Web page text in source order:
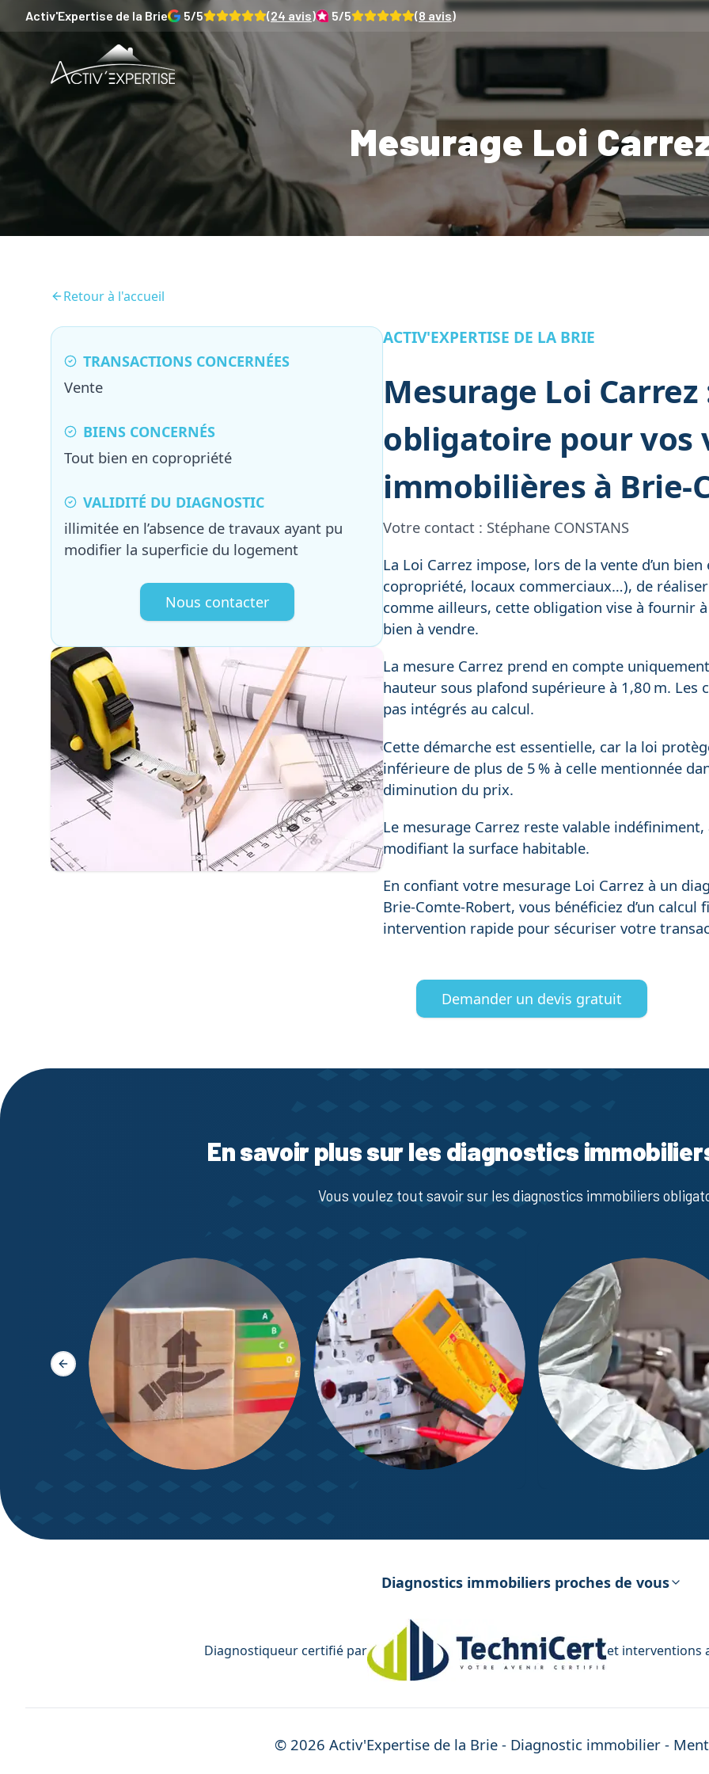
Activ'Expertise de la Brie 5/5 (24 avis) 5/5 (8 avis)
Mesurage Loi
Retour à l'accueil
TRANSACTIONS CONCERNÉES
Vente
BIENS CONCERNÉS
Tout bien en copropriété
VALIDITÉ DU DIAGNOSTIC
illimitée en l’absence de travaux ayant pu
modifier la superficie du logement
Nous contacter
ACTIV'EXPERTISE DE LA BRIE
Mesurage Loi
obligatoire pour vos
immobilières à Brie-
Votre contact : Stéphane CONSTANS
La Loi Carrez impose, lors de la vente d’un
copropriété, locaux commerciaux…), de
comme ailleurs, cette obligation vise à fournir
bien à vendre.
La mesure Carrez prend en compte
hauteur sous plafond supérieure à 1,80 m. Les
pas intégrés au calcul.
Cette démarche est essentielle, car la loi
inférieure de plus de 5 % à celle mentionnée
diminution du prix.
Le mesurage Carrez reste valable indéfiniment,
modifiant la surface habitable.
En confiant votre mesurage Loi Carrez à un
Brie-Comte-Robert, vous bénéficiez d’un
intervention rapide pour sécuriser votre
Demander un devis gratuit
En savoir plus sur les diagnostics
Vous voulez tout savoir sur les diagnostics immobiliers
Slide précédente
Diagnostics immobiliers proches de vous
Diagnostiqueur certifié par et interventions
© 2026 Activ'Expertise de la Brie - Diagnostic immobilier -